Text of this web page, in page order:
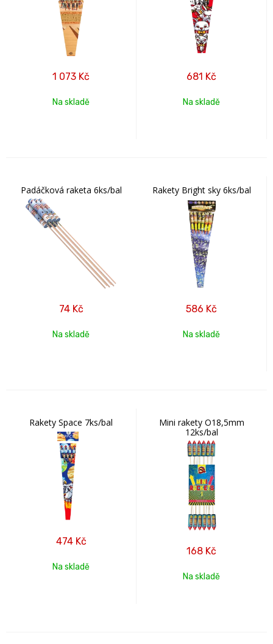
1 073 Kč
Na skladě
681 Kč
Na skladě
Padáčková raketa 6ks/bal
74 Kč
Na skladě
Rakety Bright sky 6ks/bal
586 Kč
Na skladě
Rakety Space 7ks/bal
474 Kč
Na skladě
Mini rakety O18,5mm
12ks/bal
168 Kč
Na skladě